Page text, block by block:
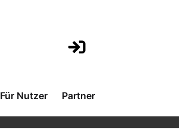
Für Nutzer Partner